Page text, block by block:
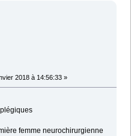
2018 à 14:56:33 »
femme neurochirurgienne